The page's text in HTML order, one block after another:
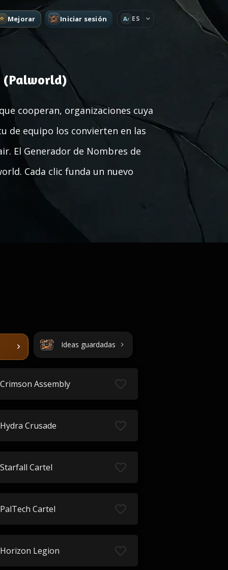
Mejorar Iniciar sesión A ES
(Palworld)
cooperan, organizaciones cuya
de equipo los convierten en las
El Generador de Nombres de
Cada clic funda un nuevo
Ideas guardadas
Crimson Assembly
Hydra Crusade
Starfall Cartel
PalTech Cartel
Horizon Legion